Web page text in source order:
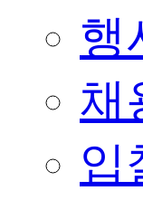
행
채
입